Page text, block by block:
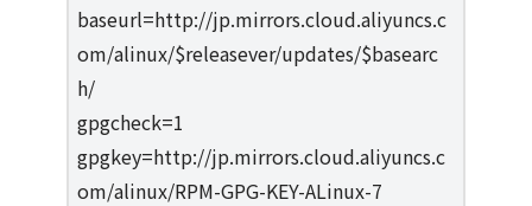
baseurl=http://jp.mirrors.cloud.aliyuncs.c
om/alinux/$releasever/updates/$basearc
h/
gpgcheck=1
gpgkey=http://jp.mirrors.cloud.aliyuncs.c
om/alinux/RPM-GPG-KEY-ALinux-7